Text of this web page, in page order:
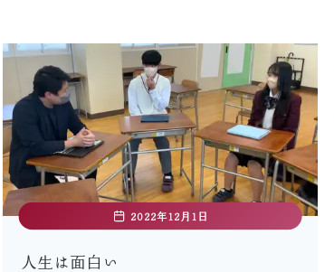
2022年12月1日
人生は面白い